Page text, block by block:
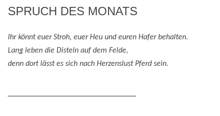
SPRUCH DES MONATS
Ihr könnt euer Stroh, euer Heu und euren Hafer behalten.
Lang leben die Disteln auf dem Felde,
denn dort lässt es sich nach Herzenslust Pferd sein.